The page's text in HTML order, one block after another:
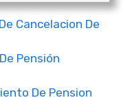
Cancelacion De
Pensión
De Pension